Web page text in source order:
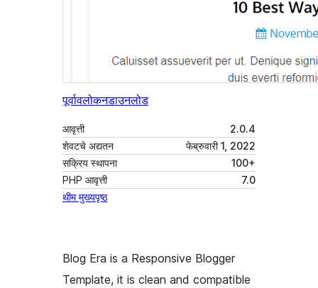
पूर्वावलोकनडाउनलोड
आवृत्ती
2.0.4
शेवटचे अद्यतन
फेब्रुवारी 1, 2022
सक्रिय स्थापना
100+
PHP आवृत्ती
7.0
थीम मुख्यपृष्ठ
Blog Era is a Responsive Blogger
Template, it is clean and compatible